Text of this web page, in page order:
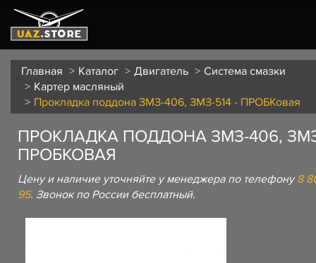
Главная Каталог Двигатель
Система смазки
Картер масляный
Прокладка поддона ЗМЗ-406, ЗМЗ-514 - ПРОБКовая
ПРОКЛАДКА ПОДДОНА ЗМЗ-406,
ПРОБКОВАЯ
Цену и наличие уточняйте у менеджера по телефону8
95. Звонок по России бесплатный.